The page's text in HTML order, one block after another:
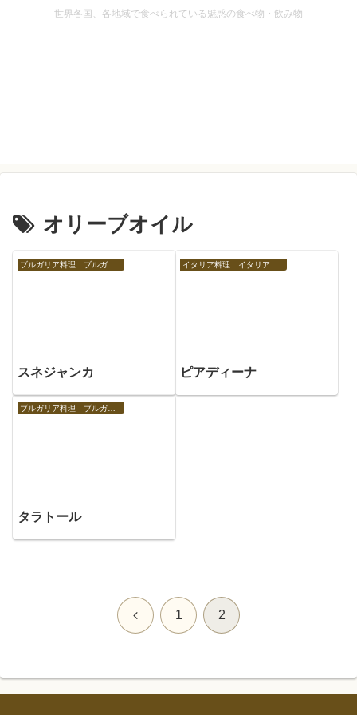
世界各国、各地域で食べられている魅惑の食べ物・飲み物
オリーブオイル
スネジャンカ ピアディーナ
ブルガリア料理 ブルガリアの食べ物
タラトール
前 1 2